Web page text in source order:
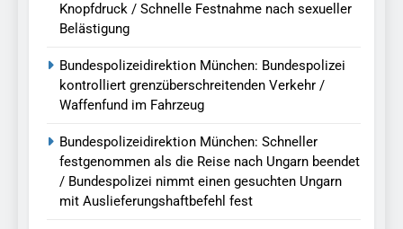
Knopfdruck / Schnelle Festnahme nach sexueller
Belästigung
Bundespolizeidirektion München: Bundespolizei
kontrolliert grenzüberschreitenden Verkehr /
Waffenfund im Fahrzeug
Bundespolizeidirektion München: Schneller
festgenommen als die Reise nach Ungarn beendet
/ Bundespolizei nimmt einen gesuchten Ungarn
mit Auslieferungshaftbefehl fest